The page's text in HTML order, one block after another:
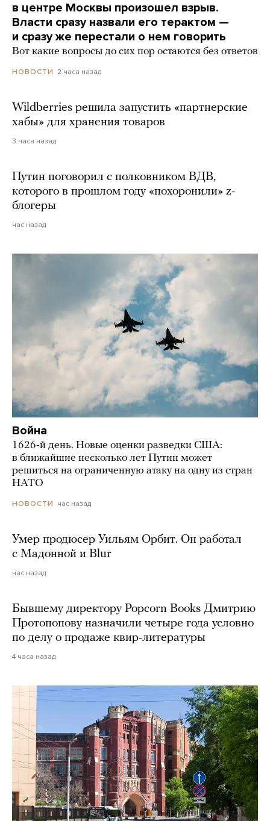
в центре Москвы произошел взрыв.
Власти сразу назвали его терактом —
и сразу же перестали о нем говорить
Вот какие вопросы до сих пор остаются без ответов
НОВОСТИ 2 часа назад
Wildberries решила запустить «партнерские
хабы» для хранения товаров
3 часа назад
Путин поговорил с полковником ВДВ,
которого в прошлом году «похоронили» z-
блогеры
час назад
Война
1626-й день. Новые оценки разведки США:
в ближайшие несколько лет Путин может
решиться на ограниченную атаку на одну из стран
НАТО
НОВОСТИ час назад
Умер продюсер Уильям Орбит. Он работал
с Мадонной и Blur
час назад
Бывшему директору Popcorn Books Дмитрию
Протопопову назначили четыре года условно
по делу о продаже квир-литературы
4 часа назад